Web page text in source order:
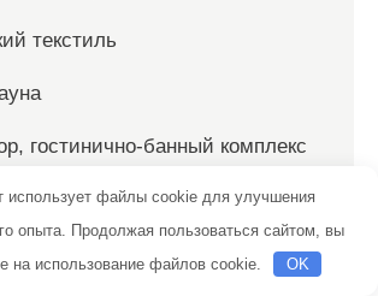
текстиль
гостинично-банный комплекс
компания
использует файлы cookie для улучшения
опыта. Продолжая пользоваться сайтом, вы
на использование файлов cookie.
OK